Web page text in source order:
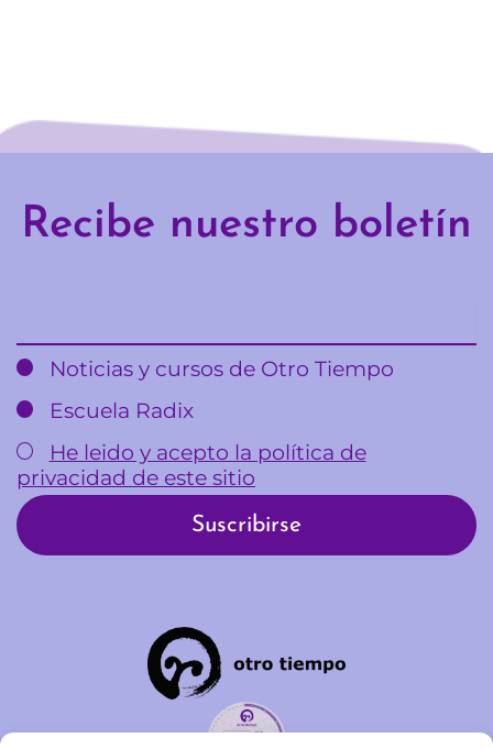
Recibe nuestro boletín
Noticias y cursos de Otro Tiempo
Escuela Radix
He leido y acepto la política de
privacidad de este sitio